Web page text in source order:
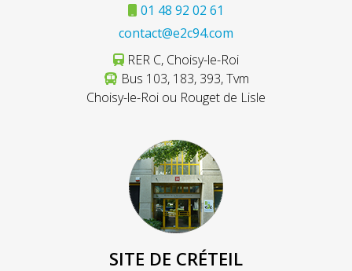
01 48 92 02 61
contact@e2c94.com
RER C, Choisy-le-Roi
Bus 103, 183, 393, Tvm
Choisy-le-Roi ou Rouget de Lisle
SITE DE CRÉTEIL